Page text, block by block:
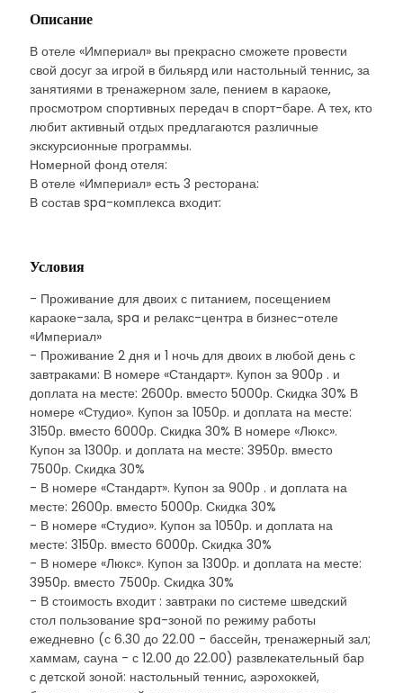
Описание
В отеле «Империал» вы прекрасно сможете провести
свой досуг за игрой в бильярд или настольный теннис, за
занятиями в тренажерном зале, пением в караоке,
просмотром спортивных передач в спорт-баре. А тех, кто
любит активный отдых предлагаются различные
экскурсионные программы.
Номерной фонд отеля:
В отеле «Империал» есть 3 ресторана:
В состав spa-комплекса входит:
Условия
- Проживание для двоих с питанием, посещением
караоке-зала, spa и релакс-центра в бизнес-отеле
«Империал»
- Проживание 2 дня и 1 ночь для двоих в любой день с
завтраками: В номере «Стандарт». Купон за 900р . и
доплата на месте: 2600р. вместо 5000р. Скидка 30% В
номере «Студио». Купон за 1050р. и доплата на месте:
3150р. вместо 6000р. Скидка 30% В номере «Люкс».
Купон за 1300р. и доплата на месте: 3950р. вместо
7500р. Скидка 30%
- В номере «Стандарт». Купон за 900р . и доплата на
месте: 2600р. вместо 5000р. Скидка 30%
- В номере «Студио». Купон за 1050р. и доплата на
месте: 3150р. вместо 6000р. Скидка 30%
- В номере «Люкс». Купон за 1300р. и доплата на месте:
3950р. вместо 7500р. Скидка 30%
- В стоимость входит : завтраки по системе шведский
стол пользование spa-зоной по режиму работы
ежедневно (с 6.30 до 22.00 - бассейн, тренажерный зал;
хаммам, сауна - с 12.00 до 22.00) развлекательный бар
с детской зоной: настольный теннис, аэрохоккей,